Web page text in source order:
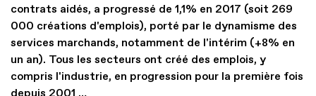
contrats aidés, a progressé de 1,1% en 2017 (soit 269
000 créations d'emplois), porté par le dynamisme des
services marchands, notamment de l'intérim (+8% en
un an). Tous les secteurs ont créé des emplois, y
compris l'industrie, en progression pour la première fois
depuis 2001 …